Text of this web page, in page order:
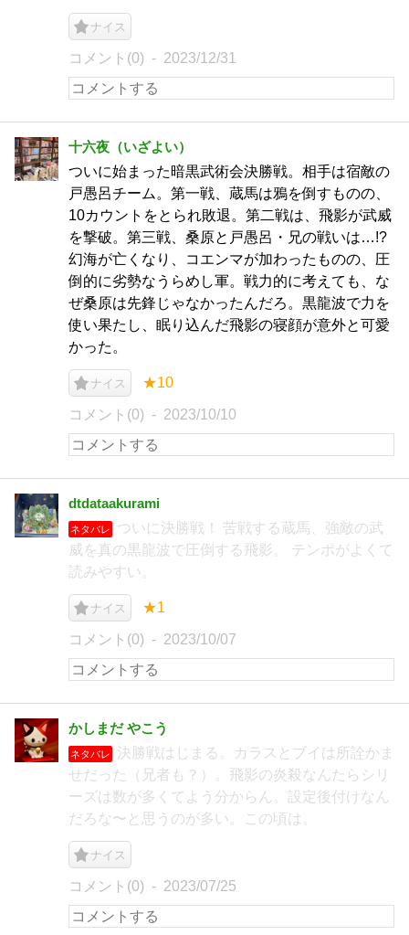
ナイス
コメント(0) 2023/12/31
十六夜（いざよい）
ついに始まった暗黒武術会決勝戦。相手は宿敵の
戸愚呂チーム。第一戦、蔵馬は鴉を倒すものの、
10カウントをとられ敗退。第二戦は、飛影が武威
を撃破。第三戦、桑原と戸愚呂・兄の戦いは…!?
幻海が亡くなり、コエンマが加わったものの、圧
倒的に劣勢なうらめし軍。戦力的に考えても、な
ぜ桑原は先鋒じゃなかったんだろ。黒龍波で力を
使い果たし、眠り込んだ飛影の寝顔が意外と可愛
かった。
ナイス ★10
コメント(0) 2023/10/10
dtdataakurami
ネタバレ
ついに決勝戦！ 苦戦する蔵馬、強敵の武
威を真の黒龍波で圧倒する飛影。 テンポがよくて
読みやすい。
ナイス ★1
コメント(0) 2023/10/07
かしまだ やこう
ネタバレ
決勝戦はじまる。カラスとブイは所詮かま
せだった（兄者も？）。飛影の炎殺なんたらシリ
ーズは数が多くてよう分からん。設定後付けなん
だろな〜と思うのが多い。この頃は。
ナイス
コメント(0) 2023/07/25